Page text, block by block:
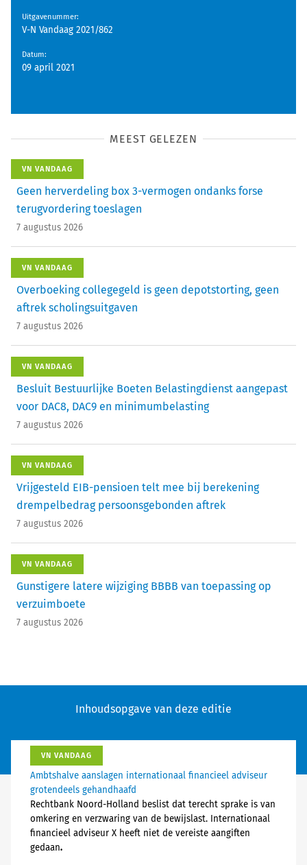
Uitgavenummer:
V-N Vandaag 2021/862
Datum:
09 april 2021
MEEST GELEZEN
VN VANDAAG
Geen herverdeling box 3-vermogen ondanks forse
terugvordering toeslagen
7 augustus 2026
VN VANDAAG
Overboeking collegegeld is geen depotstorting, geen
aftrek scholingsuitgaven
7 augustus 2026
VN VANDAAG
Besluit Bestuurlijke Boeten Belastingdienst aangepast
voor DAC8, DAC9 en minimumbelasting
7 augustus 2026
VN VANDAAG
Vrijgesteld EIB-pensioen telt mee bij berekening
drempelbedrag persoonsgebonden aftrek
7 augustus 2026
VN VANDAAG
Gunstigere latere wijziging BBBB van toepassing op
verzuimboete
7 augustus 2026
Inhoudsopgave van deze editie
VN VANDAAG
Ambtshalve aanslagen internationaal financieel adviseur
grotendeels gehandhaafd
Rechtbank Noord-Holland beslist dat terecht sprake is van
omkering en verzwaring van de bewijslast. Internationaal
financieel adviseur X heeft niet de vereiste aangiften
gedaan.